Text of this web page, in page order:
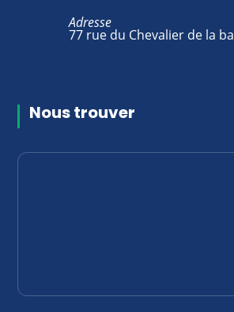
Adresse
77 rue du Chevalier de la
Nous trouver